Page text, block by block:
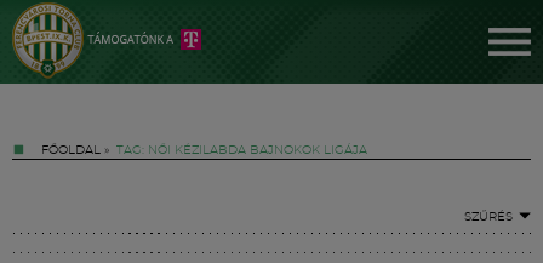
FŐOLDAL » TAG: NŐI KÉZILABDA BAJNOKOK LIGÁJA
SZŰRÉS